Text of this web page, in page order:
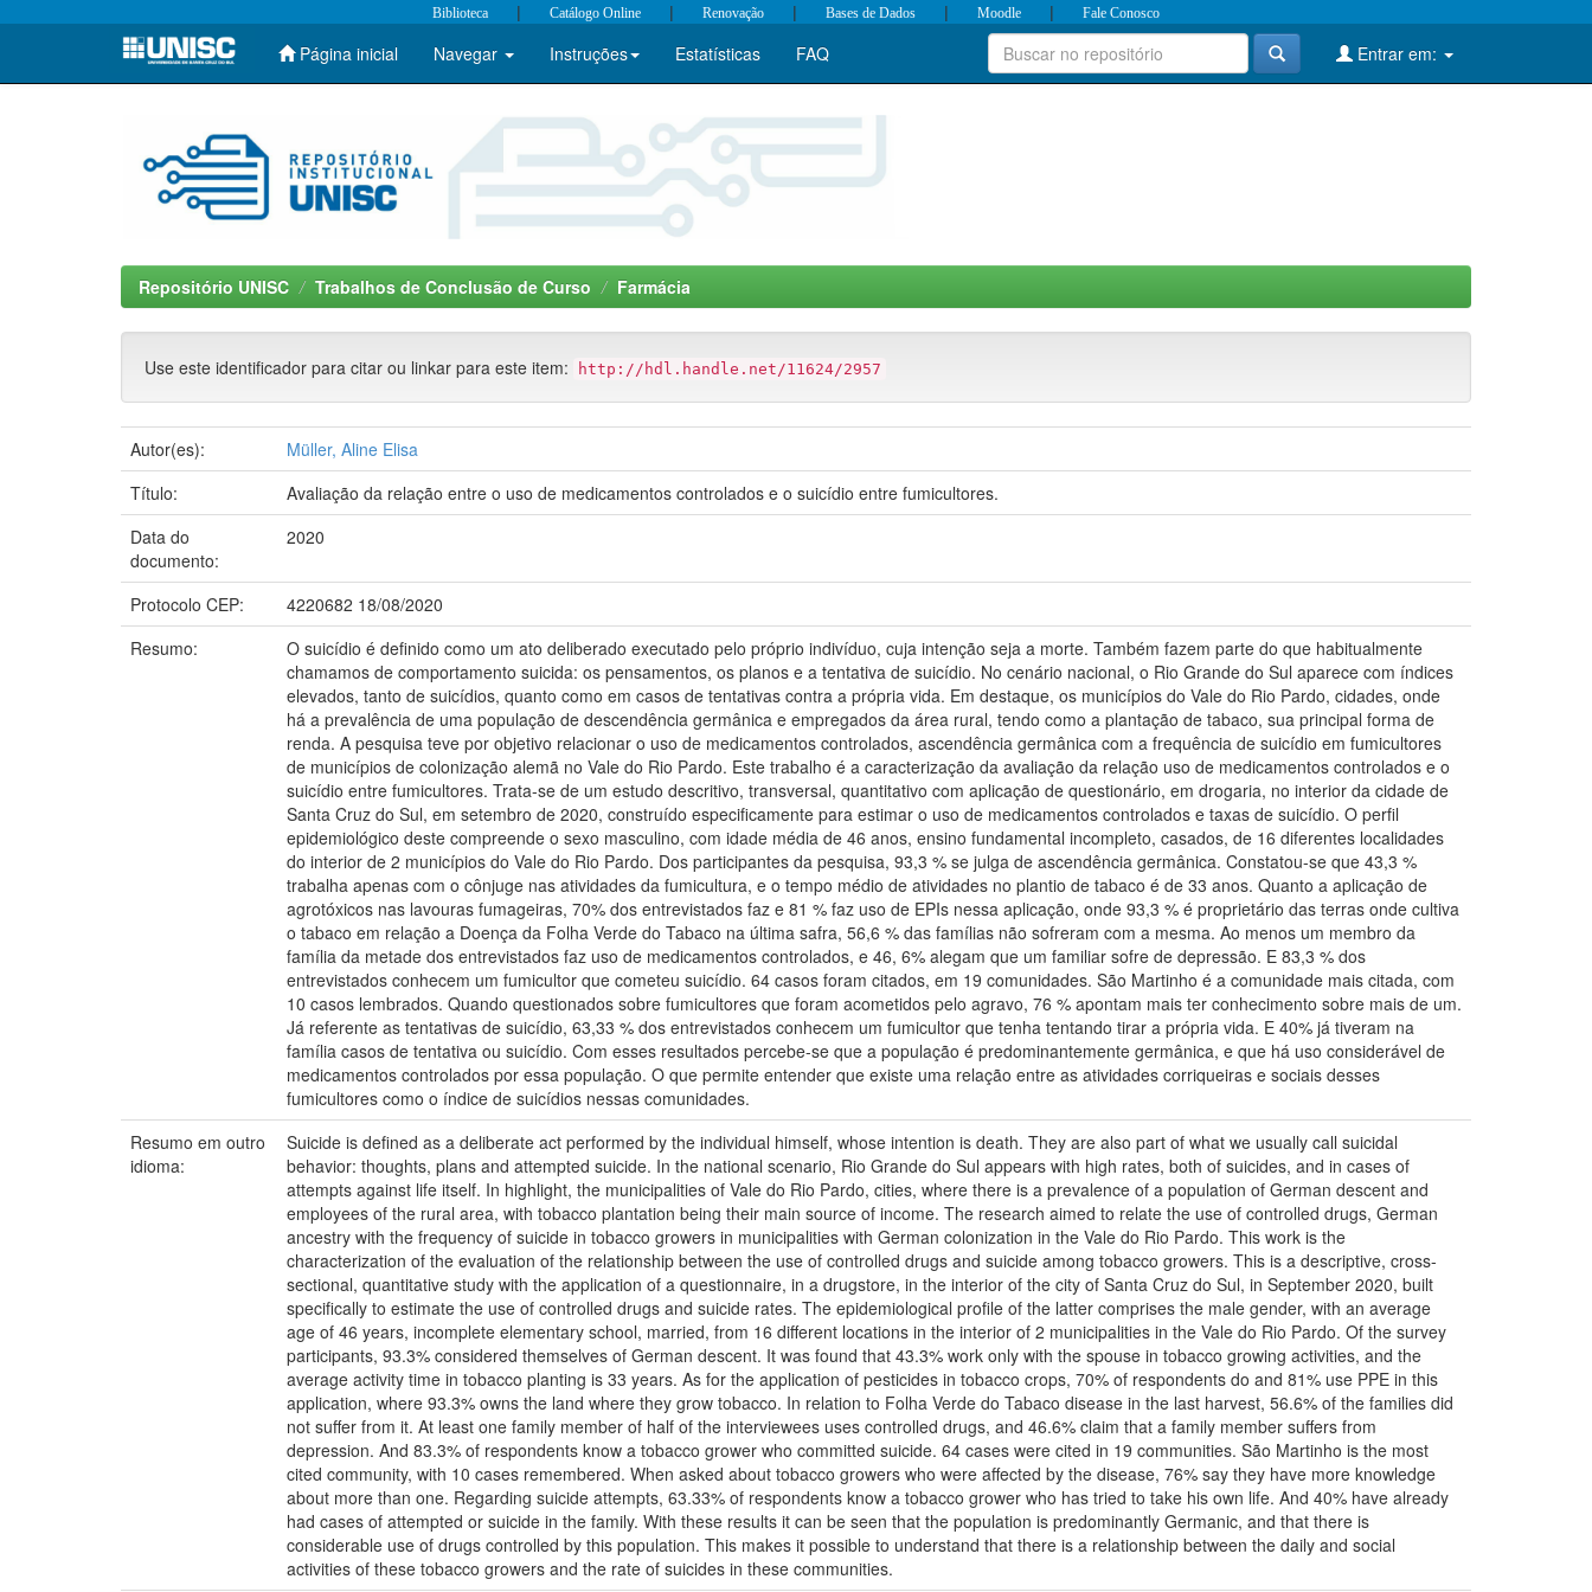
Skip
Biblioteca | Catálogo Online | Renovação | Bases de Dados | Moodle | Fale Conosco
Página inicial Navegar Instruções Estatísticas FAQ Entrar em:
Repositório UNISC Trabalhos de Conclusão de Curso Farmácia
Use este identificador para citar ou linkar para este item: http://hdl.handle.net/11624/2957
Autor(es):
Müller, Aline Elisa
Título:
Avaliação da relação entre o uso de medicamentos controlados e o suicídio entre fumicultores.
Data do
documento:
2020
Protocolo CEP:
4220682 18/08/2020
Resumo:
O suicídio é definido como um ato deliberado executado pelo próprio indivíduo, cuja intenção seja a morte. Também fazem parte do que habitualmente
chamamos de comportamento suicida: os pensamentos, os planos e a tentativa de suicídio. No cenário nacional, o Rio Grande do Sul aparece com índices
elevados, tanto de suicídios, quanto como em casos de tentativas contra a própria vida. Em destaque, os municípios do Vale do Rio Pardo, cidades, onde
há a prevalência de uma população de descendência germânica e empregados da área rural, tendo como a plantação de tabaco, sua principal forma de
renda. A pesquisa teve por objetivo relacionar o uso de medicamentos controlados, ascendência germânica com a frequência de suicídio em fumicultores
de municípios de colonização alemã no Vale do Rio Pardo. Este trabalho é a caracterização da avaliação da relação uso de medicamentos controlados e o
suicídio entre fumicultores. Trata-se de um estudo descritivo, transversal, quantitativo com aplicação de questionário, em drogaria, no interior da cidade de
Santa Cruz do Sul, em setembro de 2020, construído especificamente para estimar o uso de medicamentos controlados e taxas de suicídio. O perfil
epidemiológico deste compreende o sexo masculino, com idade média de 46 anos, ensino fundamental incompleto, casados, de 16 diferentes localidades
do interior de 2 municípios do Vale do Rio Pardo. Dos participantes da pesquisa, 93,3 % se julga de ascendência germânica. Constatou-se que 43,3 %
trabalha apenas com o cônjuge nas atividades da fumicultura, e o tempo médio de atividades no plantio de tabaco é de 33 anos. Quanto a aplicação de
agrotóxicos nas lavouras fumageiras, 70% dos entrevistados faz e 81 % faz uso de EPIs nessa aplicação, onde 93,3 % é proprietário das terras onde cultiva
o tabaco em relação a Doença da Folha Verde do Tabaco na última safra, 56,6 % das famílias não sofreram com a mesma. Ao menos um membro da
família da metade dos entrevistados faz uso de medicamentos controlados, e 46, 6% alegam que um familiar sofre de depressão. E 83,3 % dos
entrevistados conhecem um fumicultor que cometeu suicídio. 64 casos foram citados, em 19 comunidades. São Martinho é a comunidade mais citada, com
10 casos lembrados. Quando questionados sobre fumicultores que foram acometidos pelo agravo, 76 % apontam mais ter conhecimento sobre mais de um.
Já referente as tentativas de suicídio, 63,33 % dos entrevistados conhecem um fumicultor que tenha tentando tirar a própria vida. E 40% já tiveram na
família casos de tentativa ou suicídio. Com esses resultados percebe-se que a população é predominantemente germânica, e que há uso considerável de
medicamentos controlados por essa população. O que permite entender que existe uma relação entre as atividades corriqueiras e sociais desses
fumicultores como o índice de suicídios nessas comunidades.
Resumo em outro
idioma:
Suicide is defined as a deliberate act performed by the individual himself, whose intention is death. They are also part of what we usually call suicidal
behavior: thoughts, plans and attempted suicide. In the national scenario, Rio Grande do Sul appears with high rates, both of suicides, and in cases of
attempts against life itself. In highlight, the municipalities of Vale do Rio Pardo, cities, where there is a prevalence of a population of German descent and
employees of the rural area, with tobacco plantation being their main source of income. The research aimed to relate the use of controlled drugs, German
ancestry with the frequency of suicide in tobacco growers in municipalities with German colonization in the Vale do Rio Pardo. This work is the
characterization of the evaluation of the relationship between the use of controlled drugs and suicide among tobacco growers. This is a descriptive, cross-
sectional, quantitative study with the application of a questionnaire, in a drugstore, in the interior of the city of Santa Cruz do Sul, in September 2020, built
specifically to estimate the use of controlled drugs and suicide rates. The epidemiological profile of the latter comprises the male gender, with an average
age of 46 years, incomplete elementary school, married, from 16 different locations in the interior of 2 municipalities in the Vale do Rio Pardo. Of the survey
participants, 93.3% considered themselves of German descent. It was found that 43.3% work only with the spouse in tobacco growing activities, and the
average activity time in tobacco planting is 33 years. As for the application of pesticides in tobacco crops, 70% of respondents do and 81% use PPE in this
application, where 93.3% owns the land where they grow tobacco. In relation to Folha Verde do Tabaco disease in the last harvest, 56.6% of the families did
not suffer from it. At least one family member of half of the interviewees uses controlled drugs, and 46.6% claim that a family member suffers from
depression. And 83.3% of respondents know a tobacco grower who committed suicide. 64 cases were cited in 19 communities. São Martinho is the most
cited community, with 10 cases remembered. When asked about tobacco growers who were affected by the disease, 76% say they have more knowledge
about more than one. Regarding suicide attempts, 63.33% of respondents know a tobacco grower who has tried to take his own life. And 40% have already
had cases of attempted or suicide in the family. With these results it can be seen that the population is predominantly Germanic, and that there is
considerable use of drugs controlled by this population. This makes it possible to understand that there is a relationship between the daily and social
activities of these tobacco growers and the rate of suicides in these communities.